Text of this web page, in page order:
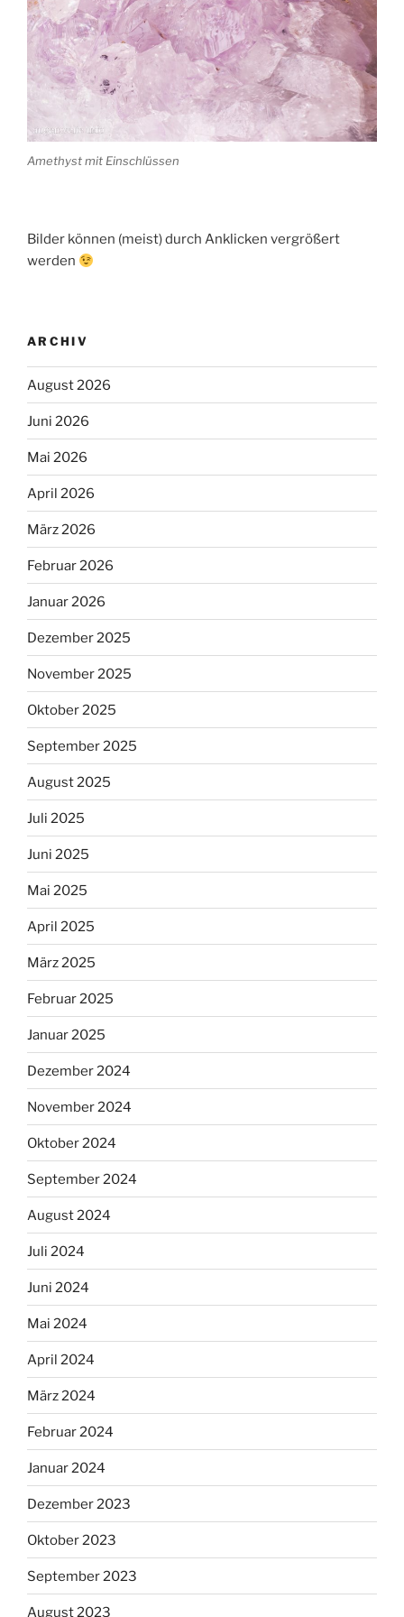
Amethyst mit Einschlüssen
Bilder können (meist) durch Anklicken vergrößert
werden
ARCHIV
August 2026
Juni 2026
Mai 2026
April 2026
März 2026
Februar 2026
Januar 2026
Dezember 2025
November 2025
Oktober 2025
September 2025
August 2025
Juli 2025
Juni 2025
Mai 2025
April 2025
März 2025
Februar 2025
Januar 2025
Dezember 2024
November 2024
Oktober 2024
September 2024
August 2024
Juli 2024
Juni 2024
Mai 2024
April 2024
März 2024
Februar 2024
Januar 2024
Dezember 2023
Oktober 2023
September 2023
August 2023